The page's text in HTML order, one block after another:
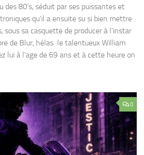
des 80’s, séduit par ses puissantes et
qu’il a ensuite su si bien mettre
sous sa casquette de producer à l’instar
de Blur, hélas le talentueux William
lui à l’age de 69 ans et à cette heure on
0